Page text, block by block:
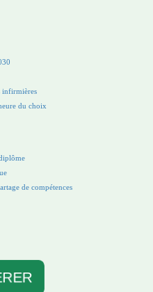
infirmières
du choix
de compétences